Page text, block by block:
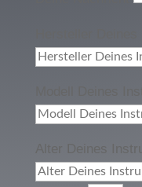
Alter Deines